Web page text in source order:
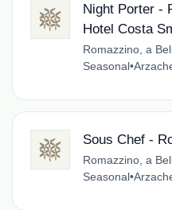
Night Porter -
Hotel Costa
Romazzino, a
Seasonal•
Sous Chef -
Romazzino, a
Seasonal•